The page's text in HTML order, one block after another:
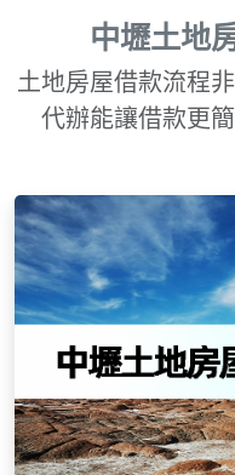
中壢土地
土地房屋借款流程
代辦能讓借款更